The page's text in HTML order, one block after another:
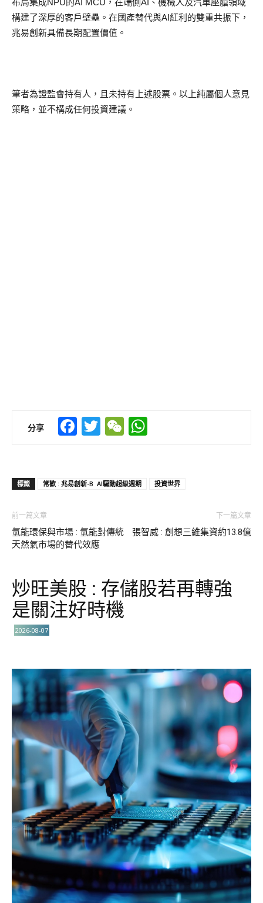
布局集成NPU的AI MCU，在端側AI、機械人及汽車座艙領域
構建了深厚的客戶壁壘。在國產替代與AI紅利的雙重共振下，
兆易創新具備長期配置價值。
筆者為證監會持有人，且未持有上述股票。以上純屬個人意見
策略，並不構成任何投資建議。
分享 Facebook
TwitterWeChat
標籤 常歡 : 兆易創新-B AI驅動超級週期 投資世界
前一篇文章
氫能環保與市場 : 氫能對傳統
天然氣市場的替代效應
下一篇文章
張智威 : 創想三維集資約13.8億
炒旺美股 : 存儲股若再轉強
是關注好時機
2026-08-07